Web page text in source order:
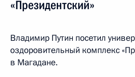
«Президентский»
Владимир Путин посетил
оздоровительный комплекс
в Магадане.